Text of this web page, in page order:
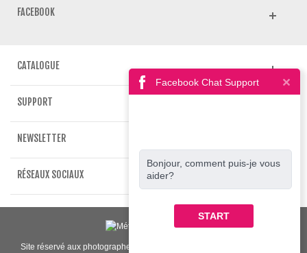
FACEBOOK
CATALOGUE
SUPPORT
NEWSLETTER
RÉSEAUX SOCIAUX
Facebook Chat Support
Bonjour, comment puis-je vous
aider?
START
Site réservé aux photographes et professionnels de l'image | www.crea-